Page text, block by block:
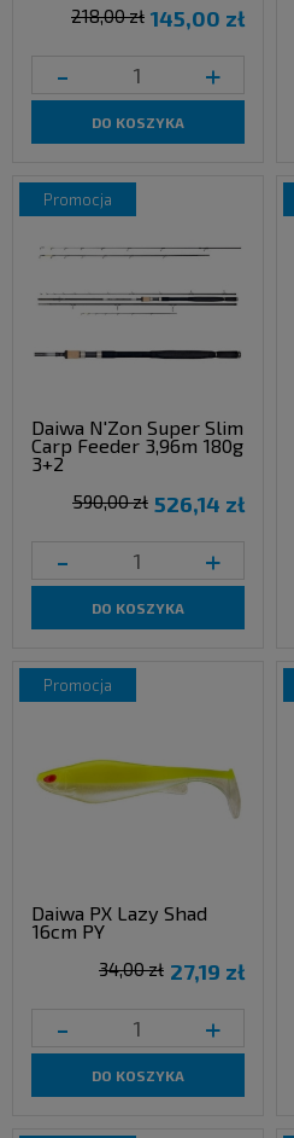
145,00 zł
218,00 zł
- +
DO KOSZYKA
Daiwa N'Zon Super Slim
Carp Feeder 3,96m 180g
3+2
526,14 zł
590,00 zł
- +
DO KOSZYKA
promocja
Daiwa PX Lazy Shad
16cm PY
27,19 zł
34,00 zł
- +
DO KOSZYKA
promocja